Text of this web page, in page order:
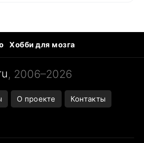
Хобби для мозга
Тунцы в океанариуме
, 2006–2026
О проекте Контакты